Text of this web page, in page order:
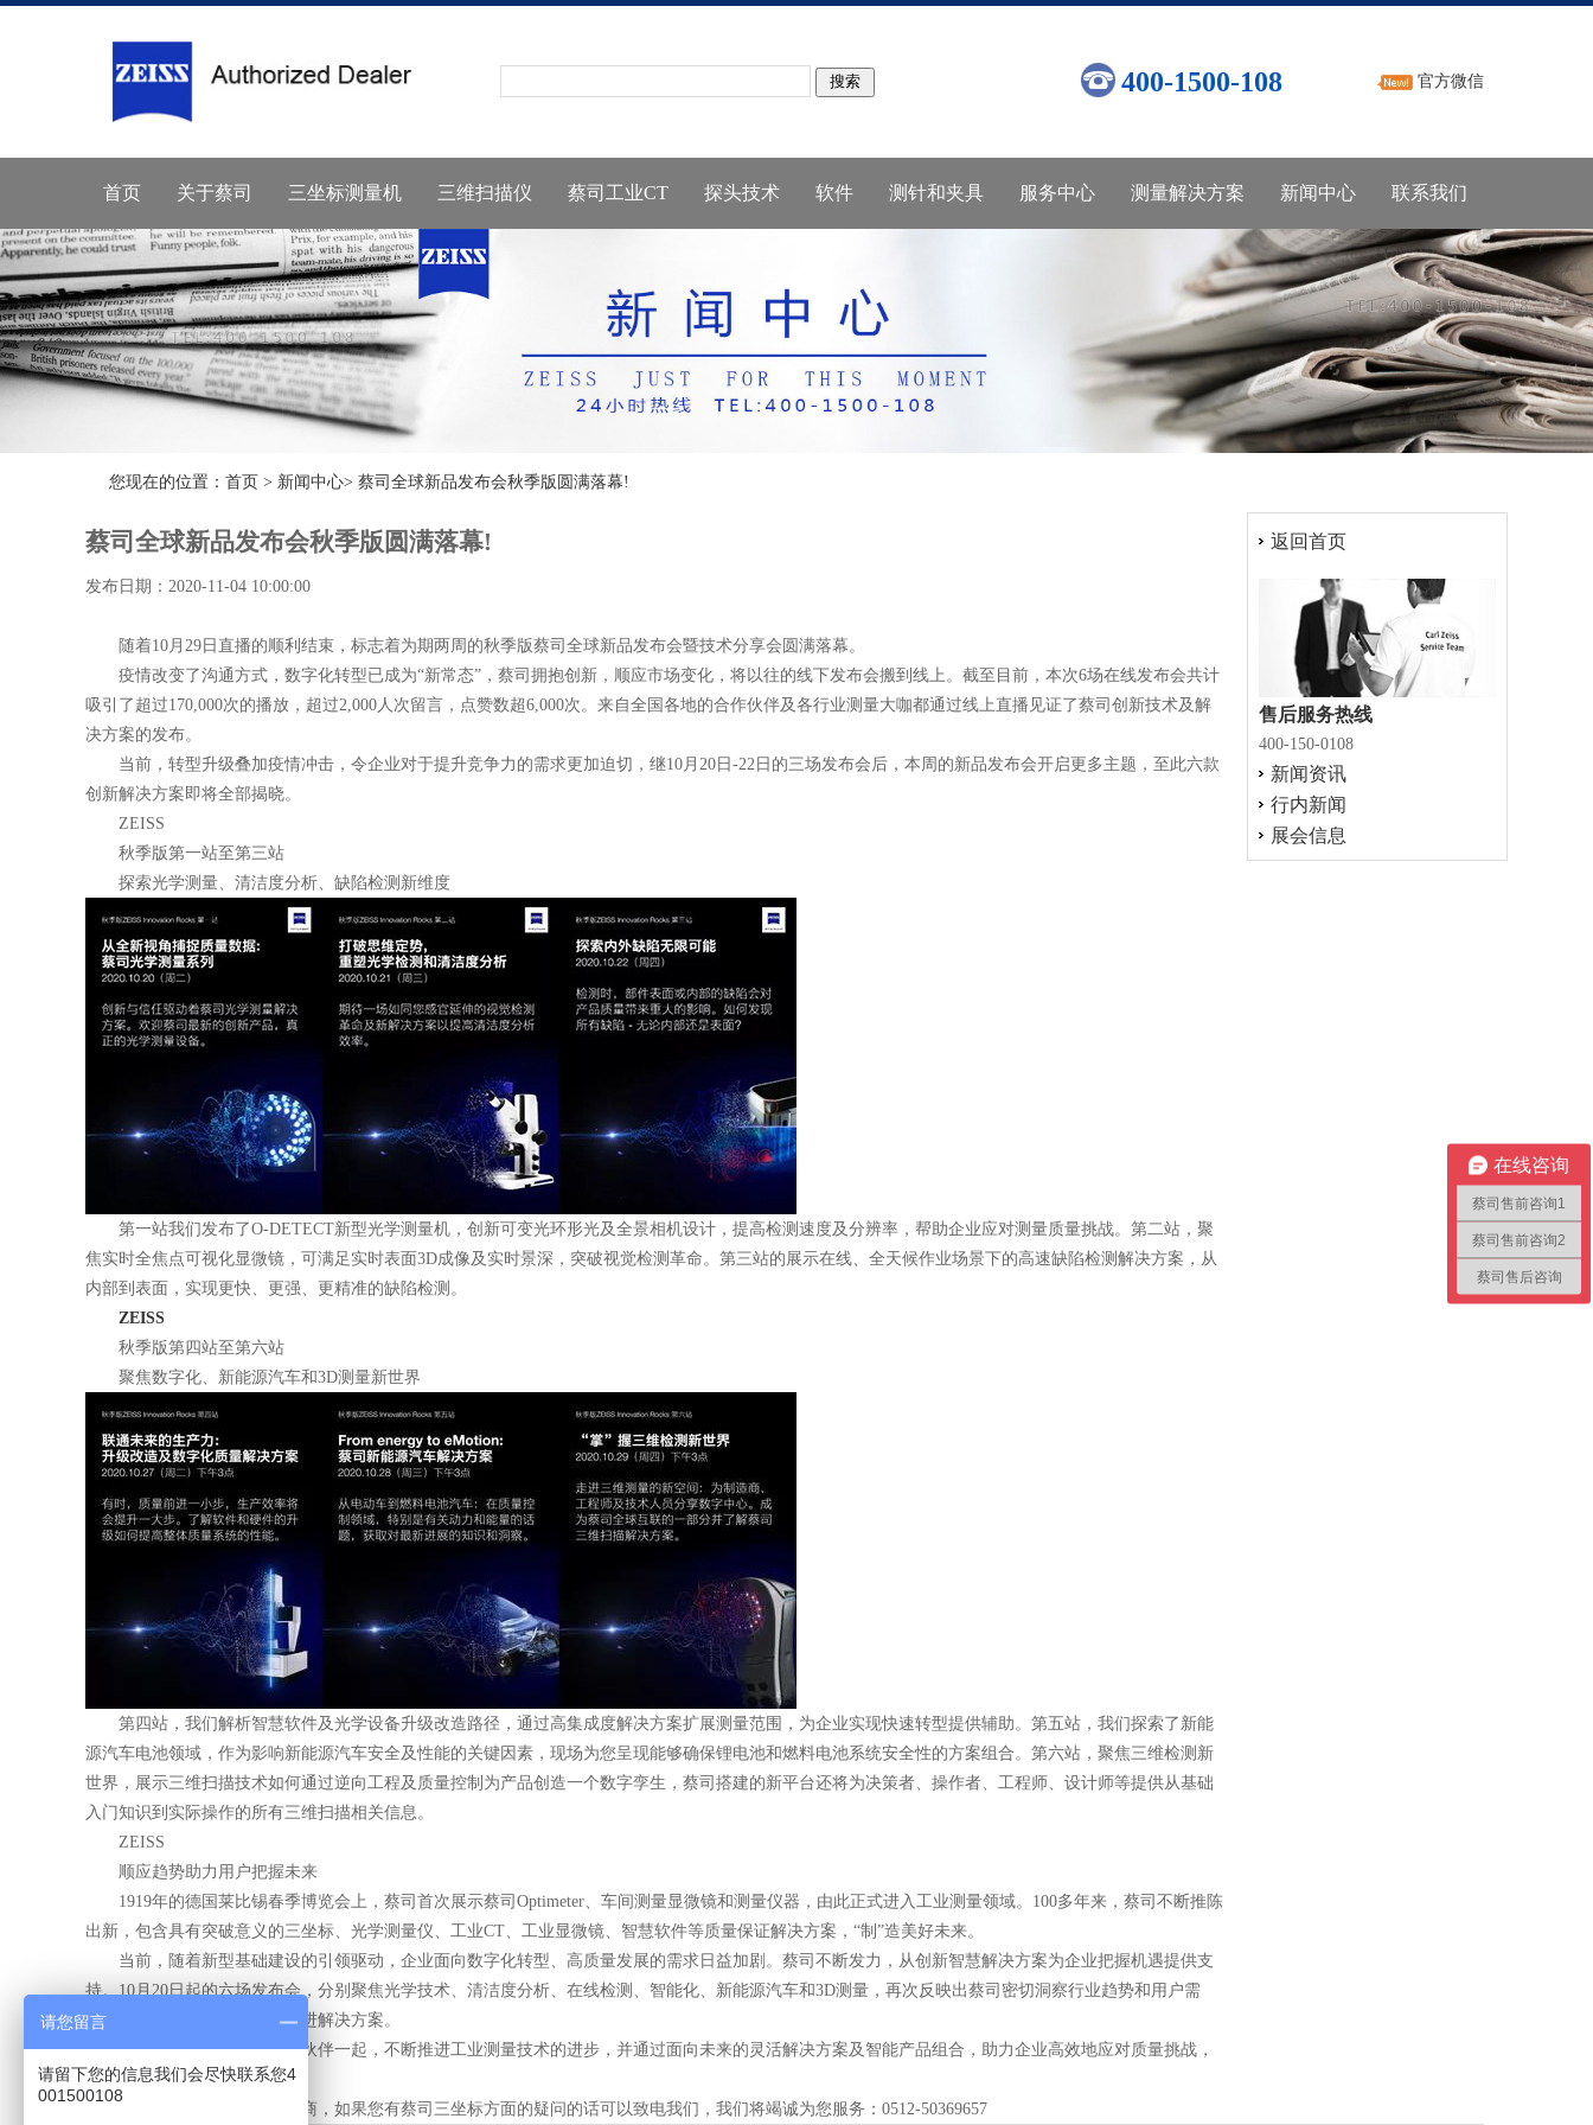
400-1500-108 官方微信
首页 关于蔡司 三坐标测量机 三维扫描仪 蔡司工业CT 探头技术 软件 测针和夹具 服务中心 测量解决方案 新闻中心 联系我们
您现在的位置： 首页 > 新闻中心> 蔡司全球新品发布会秋季版圆满落幕!
蔡司全球新品发布会秋季版圆满落幕!
发布日期：2020-11-04 10:00:00
随着10月29日直播的顺利结束，标志着为期两周的秋季版蔡司全球新品发布会暨技术分享会圆满落幕。
疫情改变了沟通方式，数字化转型已成为“新常态”，蔡司拥抱创新，顺应市场变化，将以往的线下发布会搬到线上。截至目前，本次6场在线发布会共计
吸引了超过170,000次的播放，超过2,000人次留言，点赞数超6,000次。来自全国各地的合作伙伴及各行业测量大咖都通过线上直播见证了蔡司创新技术及解
决方案的发布。
当前，转型升级叠加疫情冲击，令企业对于提升竞争力的需求更加迫切，继10月20日-22日的三场发布会后，本周的新品发布会开启更多主题，至此六款
创新解决方案即将全部揭晓。
ZEISS
秋季版第一站至第三站
探索光学测量、清洁度分析、缺陷检测新维度
第一站我们发布了O-DETECT新型光学测量机，创新可变光环形光及全景相机设计，提高检测速度及分辨率，帮助企业应对测量质量挑战。第二站，聚
焦实时全焦点可视化显微镜，可满足实时表面3D成像及实时景深，突破视觉检测革命。第三站的展示在线、全天候作业场景下的高速缺陷检测解决方案，从
内部到表面，实现更快、更强、更精准的缺陷检测。
ZEISS
秋季版第四站至第六站
聚焦数字化、新能源汽车和3D测量新世界
第四站，我们解析智慧软件及光学设备升级改造路径，通过高集成度解决方案扩展测量范围，为企业实现快速转型提供辅助。第五站，我们探索了新能
源汽车电池领域，作为影响新能源汽车安全及性能的关键因素，现场为您呈现能够确保锂电池和燃料电池系统安全性的方案组合。第六站，聚焦三维检测新
世界，展示三维扫描技术如何通过逆向工程及质量控制为产品创造一个数字孪生，蔡司搭建的新平台还将为决策者、操作者、工程师、设计师等提供从基础
入门知识到实际操作的所有三维扫描相关信息。
ZEISS
顺应趋势助力用户把握未来
1919年的德国莱比锡春季博览会上，蔡司首次展示蔡司Optimeter、车间测量显微镜和测量仪器，由此正式进入工业测量领域。100多年来，蔡司不断推陈
出新，包含具有突破意义的三坐标、光学测量仪、工业CT、工业显微镜、智慧软件等质量保证解决方案，“制”造美好未来。
当前，随着新型基础建设的引领驱动，企业面向数字化转型、高质量发展的需求日益加剧。蔡司不断发力，从创新智慧解决方案为企业把握机遇提供支
持。10月20日起的六场发布会，分别聚焦光学技术、清洁度分析、在线检测、智能化、新能源汽车和3D测量，再次反映出蔡司密切洞察行业趋势和用户需
求，持续开发具有针对性的先进解决方案。
未来，蔡司将继续与合作伙伴一起，不断推进工业测量技术的进步，并通过面向未来的灵活解决方案及智能产品组合，助力企业高效地应对质量挑战，
联通更广阔的发展空间。
昆山友硕是蔡司授权经销商，如果您有蔡司三坐标方面的疑问的话可以致电我们，我们将竭诚为您服务：0512-50369657
返回首页
售后服务热线
400-150-0108
新闻资讯
行内新闻
展会信息
在线咨询
蔡司售前咨询1
蔡司售前咨询2
蔡司售后咨询
请您留言
请留下您的信息我们会尽快联系您4
001500108